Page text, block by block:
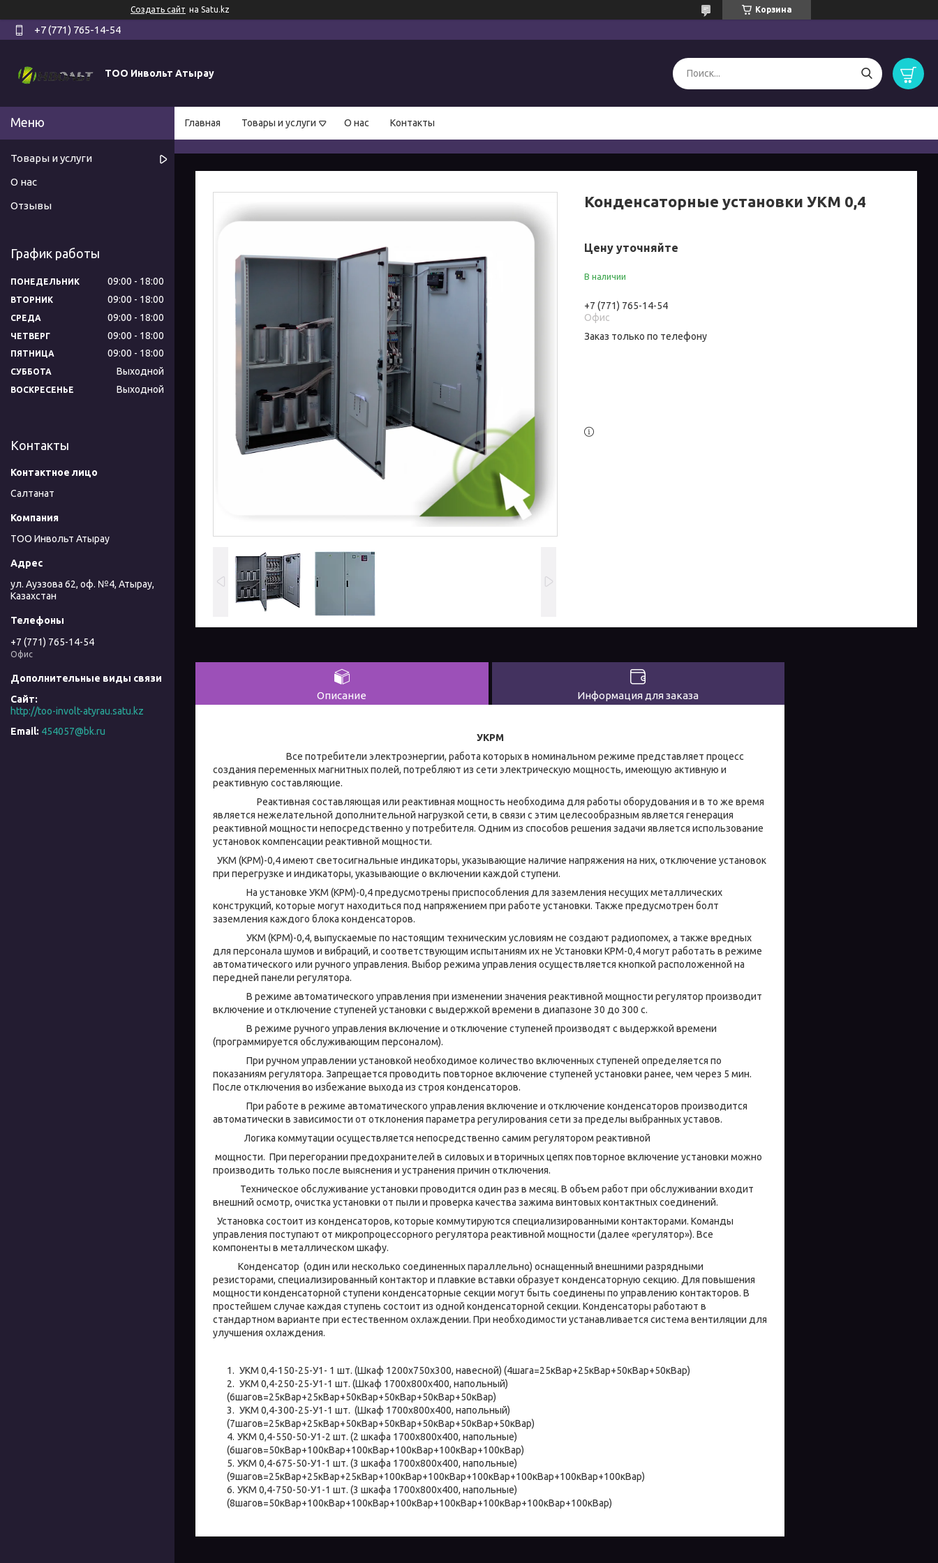
Создать сайт на Satu.kz Корзина
+7 (771) 765-14-54
ТОО Инвольт Атырау
Главная Товары и услуги О нас Контакты
Конденсаторные установки УКМ 0,4
Цену уточняйте
В наличии
+7 (771) 765-14-54
Офис
Заказ только по телефону
Описание Информация для заказа
УКРМ
Все потребители электроэнергии, работа которых в номинальном режиме представляет процесс
создания переменных магнитных полей, потребляют из сети электрическую мощность, имеющую активную и
реактивную составляющие.
Реактивная составляющая или реактивная мощность необходима для работы оборудования и в то же время
является нежелательной дополнительной нагрузкой сети, в связи с этим целесообразным является генерация
реактивной мощности непосредственно у потребителя. Одним из способов решения задачи является использование
установок компенсации реактивной мощности.
УКМ (КРМ)-0,4 имеют светосигнальные индикаторы, указывающие наличие напряжения на них, отключение установок
при перегрузке и индикаторы, указывающие о включении каждой ступени.
На установке УКМ (КРМ)-0,4 предусмотрены приспособления для заземления несущих металлических
конструкций, которые могут находиться под напряжением при работе установки. Также предусмотрен болт
заземления каждого блока конденсаторов.
УКМ (КРМ)-0,4, выпускаемые по настоящим техническим условиям не создают радиопомех, а также вредных
для персонала шумов и вибраций, и соответствующим испытаниям их не Установки КРМ-0,4 могут работать в режиме
автоматического или ручного управления. Выбор режима управления осуществляется кнопкой расположенной на
передней панели регулятора.
В режиме автоматического управления при изменении значения реактивной мощности регулятор производит
включение и отключение ступеней установки с выдержкой времени в диапазоне 30 до 300 с.
В режиме ручного управления включение и отключение ступеней производят с выдержкой времени
(программируется обслуживающим персоналом).
При ручном управлении установкой необходимое количество включенных ступеней определяется по
показаниям регулятора. Запрещается проводить повторное включение ступеней установки ранее, чем через 5 мин.
После отключения во избежание выхода из строя конденсаторов.
При работе в режиме автоматического управления включение и отключение конденсаторов производится
автоматически в зависимости от отклонения параметра регулирования сети за пределы выбранных уставов.
Логика коммутации осуществляется непосредственно самим регулятором реактивной
мощности. При перегорании предохранителей в силовых и вторичных цепях повторное включение установки можно
производить только после выяснения и устранения причин отключения.
Техническое обслуживание установки проводится один раз в месяц. В объем работ при обслуживании входит
внешний осмотр, очистка установки от пыли и проверка качества зажима винтовых контактных соединений.
Установка состоит из конденсаторов, которые коммутируются специализированными контакторами. Команды
управления поступают от микропроцессорного регулятора реактивной мощности (далее «регулятор»). Все
компоненты в металлическом шкафу.
Конденсатор (один или несколько соединенных параллельно) оснащенный внешними разрядными
резисторами, специализированный контактор и плавкие вставки образует конденсаторную секцию. Для повышения
мощности конденсаторной ступени конденсаторные секции могут быть соединены по управлению контакторов. В
простейшем случае каждая ступень состоит из одной конденсаторной секции. Конденсаторы работают в
стандартном варианте при естественном охлаждении. При необходимости устанавливается система вентиляции для
улучшения охлаждения.
УКМ 0,4-150-25-У1- 1 шт. (Шкаф 1200х750х300, навесной) (4шага=25кВар+25кВар+50кВар+50кВар)
УКМ 0,4-250-25-У1-1 шт. (Шкаф 1700х800х400, напольный)
(6шагов=25кВар+25кВар+50кВар+50кВар+50кВар+50кВар)
УКМ 0,4-300-25-У1-1 шт. (Шкаф 1700х800х400, напольный)
(7шагов=25кВар+25кВар+50кВар+50кВар+50кВар+50кВар+50кВар)
УКМ 0,4-550-50-У1-2 шт. (2 шкафа 1700х800х400, напольные)
(6шагов=50кВар+100кВар+100кВар+100кВар+100кВар+100кВар)
УКМ 0,4-675-50-У1-1 шт. (3 шкафа 1700х800х400, напольные)
(9шагов=25кВар+25кВар+25кВар+100кВар+100кВар+100кВар+100кВар+100кВар+100кВар)
УКМ 0,4-750-50-У1-1 шт. (3 шкафа 1700х800х400, напольные)
(8шагов=50кВар+100кВар+100кВар+100кВар+100кВар+100кВар+100кВар+100кВар)
Товары и услуги
О нас
Отзывы
График работы
ПОНЕДЕЛЬНИК 09:00 18:00
ВТОРНИК 09:00 18:00
СРЕДА 09:00 18:00
ЧЕТВЕРГ 09:00 18:00
ПЯТНИЦА 09:00 18:00
СУББОТА Выходной
ВОСКРЕСЕНЬЕ Выходной
Контакты
Салтанат
ТОО Инвольт Атырау
ул. Ауэзова 62, оф. №4, Атырау,
Казахстан
+7 (771) 765-14-54
Офис
http://too-involt-atyrau.satu.kz
454057@bk.ru